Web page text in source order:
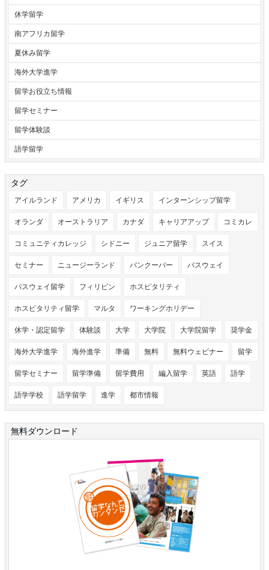
休学留学
南アフリカ留学
夏休み留学
海外大学進学
留学お役立ち情報
留学セミナー
留学体験談
語学留学
タグ
アイルランド アメリカ イギリス インターンシップ留学
オランダ オーストラリア カナダ キャリアアップ コミカレ
コミュニティカレッジ シドニー ジュニア留学 スイス
セミナー ニュージーランド バンクーバー パスウェイ
パスウェイ留学 フィリピン ホスピタリティ
ホスピタリティ留学 マルタ ワーキングホリデー
休学・認定留学 体験談 大学 大学院 大学院留学 奨学金
海外大学進学 海外進学 準備 無料 無料ウェビナー 留学
留学セミナー 留学準備 留学費用 編入留学 英語 語学
語学学校 語学留学 進学 都市情報
無料ダウンロード